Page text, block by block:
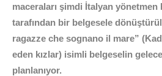
maceraları şimdi İtalyan yönetmen
tarafından bir belgesele
ragazze che sognano il mare”
eden kızlar) isimli belgeselin
planlanıyor.